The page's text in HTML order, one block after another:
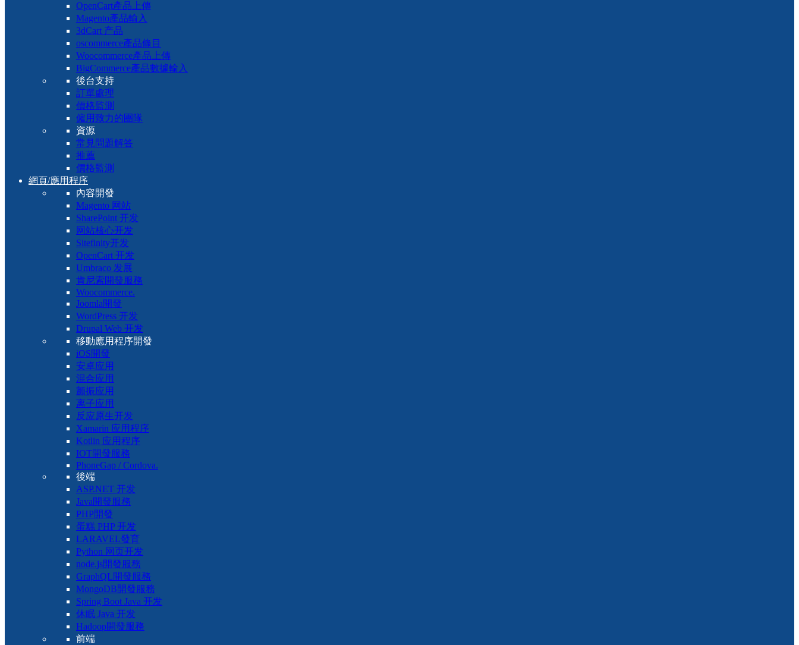
OpenCart產品上傳
Magento產品輸入
3dCart 产品
oscommerce產品條目
Woocommerce產品上傳
BigCommerce產品數據輸入
後台支持
訂單處理
價格監測
僱用致力的團隊
資源
常見問題解答
推薦
價格監測
網頁/應用程序
內容開發
Magento 网站
SharePoint 开发
网站核心开发
Sitefinity开发
OpenCart 开发
Umbraco 发展
肯尼索開發服務
Woocommerce.
Joomla開發
WordPress 开发
Drupal Web 开发
移動應用程序開發
iOS開發
安卓应用
混合应用
颤振应用
离子应用
反应原生开发
Xamarin 应用程序
Kotlin 应用程序
IOT開發服務
PhoneGap / Cordova.
後端
ASP.NET 开发
Java開發服務
PHP開發
蛋糕 PHP 开发
LARAVEL發育
Python 网页开发
node.js開發服務
GraphQL開發服務
MongoDB開發服務
Spring Boot Java 开发
休眠 Java 开发
Hadoop開發服務
前端